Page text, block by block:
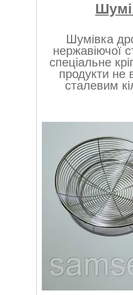
Шумівка
нержавіючої
спеціальне
продукти не
сталевим